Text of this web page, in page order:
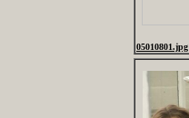
05010801.jpg